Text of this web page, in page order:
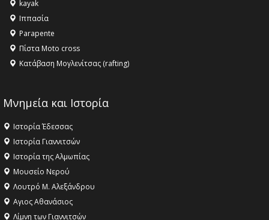
16:18 -
ΣΤΗΝ ΕΔΕΣΣΑ
kayak
Ιππασία
Parapente
Πίστα Moto cross
Κατάβαση Μογλενίτσας (rafting)
Μνημεία και Ιστορία
Ιστορία Έδεσσας
Ιστορία Γιαννιτσών
Ιστορία της Αλμωπίας
Μουσείο Νερού
Λουτρό Μ. Αλεξάνδρου
Αγιος Αθανάσιος
Λίμνη των Γιαννιτσών